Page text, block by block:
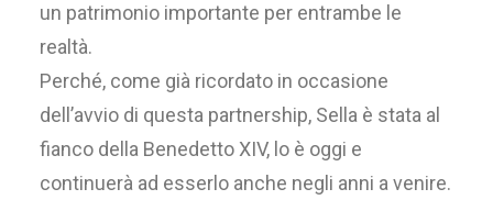
un patrimonio importante per entrambe le
realtà.
Perché, come già ricordato in occasione
dell’avvio di questa partnership, Sella è stata al
fianco della Benedetto XIV, lo è oggi e
continuerà ad esserlo anche negli anni a venire.